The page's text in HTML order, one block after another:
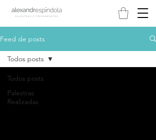
Feed de posts
Todos posts
Palestras
Realizadas
Todos posts